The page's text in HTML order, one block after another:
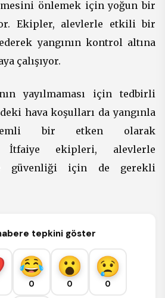
önlemek için yoğun bir
Ekipler, alevlerle etkili bir
yangının kontrol altına
çalışıyor.
yayılmaması için tedbirli
hava koşulları da yangınla
bir etken olarak
İtfaiye ekipleri, alevlerle
güvenliği için de gerekli
tepkini göster
0 0 0